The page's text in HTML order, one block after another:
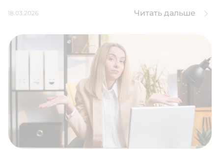
18.03.2026 Читать дальше